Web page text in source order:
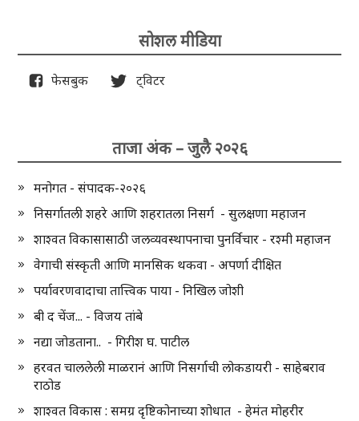
सोशल मीडिया
फेसबुक ट्विटर
ताजा अंक – जुलै २०२६
मनोगत - संपादक-२०२६
निसर्गातली शहरे आणि शहरातला निसर्ग - सुलक्षणा महाजन
शाश्वत विकासासाठी जलव्यवस्थापनाचा पुनर्विचार - रश्मी महाजन
वेगाची संस्कृती आणि मानसिक थकवा - अपर्णा दीक्षित
पर्यावरणवादाचा तात्त्विक पाया - निखिल जोशी
बी द चेंज... - विजय तांबे
नद्या जोडताना.. - गिरीश घ. पाटील
हरवत चाललेली माळरानं आणि निसर्गाची लोकडायरी - साहेबराव
राठोड
शाश्वत विकास : समग्र दृष्टिकोनाच्या शोधात - हेमंत मोहरीर